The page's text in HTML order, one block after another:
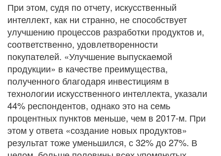
При этом, судя по отчету, искусственный
интеллект, как ни странно, не способствует
улучшению процессов разработки продуктов и,
соответственно, удовлетворенности
покупателей. «Улучшение выпускаемой
продукции» в качестве преимущества,
полученного благодаря инвестициям в
технологии искусственного интеллекта, указали
44% респондентов, однако это на семь
процентных пунктов меньше, чем в 2017-м. При
этом у ответа «создание новых продуктов»
результат тоже уменьшился, с 32% до 27%. В